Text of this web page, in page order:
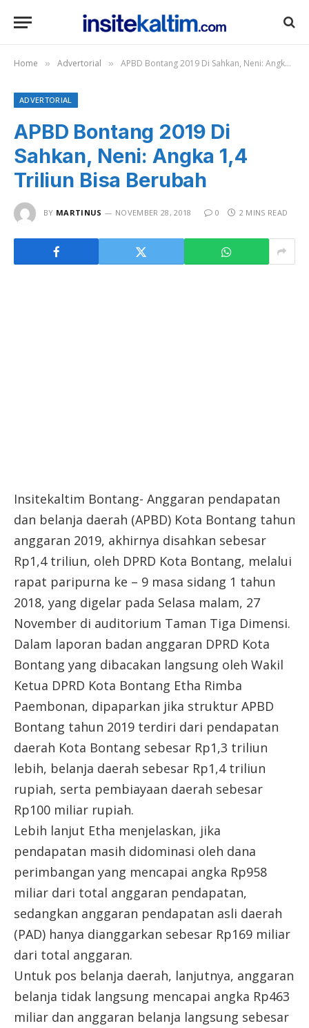
Home » Advertorial » APBD Bontang 2019 Di Sahkan, Neni: Angka 1,4 Triliun Bisa Berubah
ADVERTORIAL
APBD Bontang 2019 Di
Sahkan, Neni: Angka 1,4
Triliun Bisa Berubah
BY MARTINUS NOVEMBER 28, 2018 0 2 MINS READ
Insitekaltim Bontang- Anggaran pendapatan
dan belanja daerah (APBD) Kota Bontang tahun
anggaran 2019, akhirnya disahkan sebesar
Rp1,4 triliun, oleh DPRD Kota Bontang, melalui
rapat paripurna ke – 9 masa sidang 1 tahun
2018, yang digelar pada Selasa malam, 27
November di auditorium Taman Tiga Dimensi.
Dalam laporan badan anggaran DPRD Kota
Bontang yang dibacakan langsung oleh Wakil
Ketua DPRD Kota Bontang Etha Rimba
Paembonan, dipaparkan jika struktur APBD
Bontang tahun 2019 terdiri dari pendapatan
daerah Kota Bontang sebesar Rp1,3 triliun
lebih, belanja daerah sebesar Rp1,4 triliun
rupiah, serta pembiayaan daerah sebesar
Rp100 miliar rupiah.
Lebih lanjut Etha menjelaskan, jika
pendapatan masih didominasi oleh dana
perimbangan yang mencapai angka Rp958
miliar dari total anggaran pendapatan,
sedangkan anggaran pendapatan asli daerah
(PAD) hanya dianggarkan sebesar Rp169 miliar
dari total anggaran.
Untuk pos belanja daerah, lanjutnya, anggaran
belanja tidak langsung mencapai angka Rp463
miliar dan anggaran belanja langsung sebesar